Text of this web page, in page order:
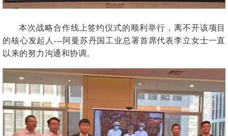
本次战略合作线上签约仪式的顺利举行，离不开该项目
的核心发起人---阿曼苏丹国工业总署首席代表李立女士一直
以来的努力沟通和协调。